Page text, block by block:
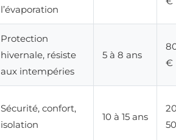
l’évaporation
Protection
hivernale, résiste
aux intempéries
5 à 8 ans
€
Sécurité, confort,
isolation
10 à 15 ans